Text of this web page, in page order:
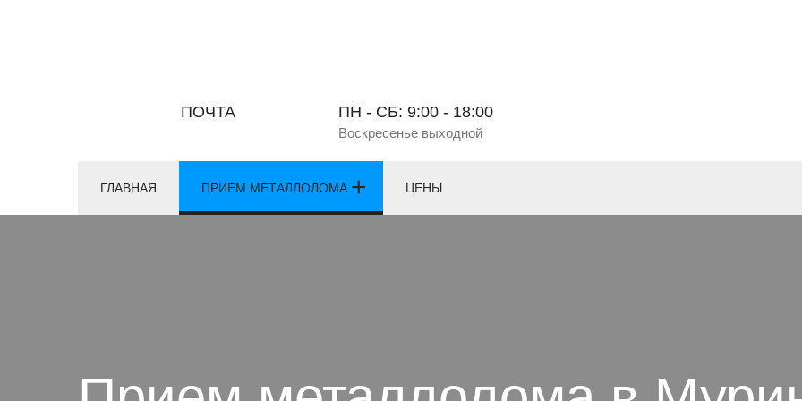
ПОЧТА ПН - СБ: 9:00 - 18:00
Воскресенье выходной
ГЛАВНАЯ ПРИЕМ МЕТАЛЛОЛОМА ЦЕНЫ